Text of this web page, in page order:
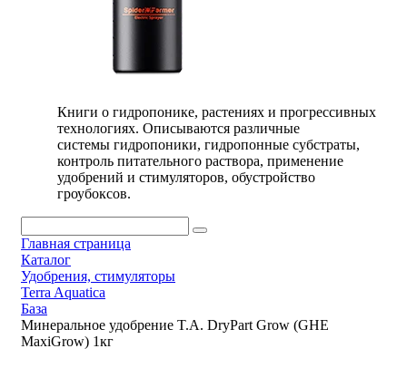
Книги о гидропонике, растениях и прогрессивных
технологиях. Описываются различные
системы гидропоники, гидропонные субстраты,
контроль питательного раствора, применение
удобрений и стимуляторов, обустройство
гроубоксов.
Главная страница
Каталог
Удобрения, стимуляторы
Terra Aquatica
База
Минеральное удобрение T.A. DryPart Grow (GHE
MaxiGrow) 1кг